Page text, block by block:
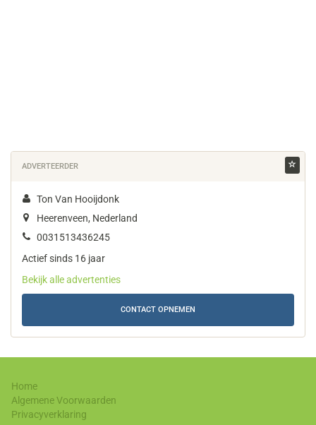
ADVERTEERDER
Ton Van Hooijdonk
Heerenveen, Nederland
0031513436245
Actief sinds 16 jaar
Bekijk alle advertenties
CONTACT OPNEMEN
Home
Algemene Voorwaarden
Privacyverklaring